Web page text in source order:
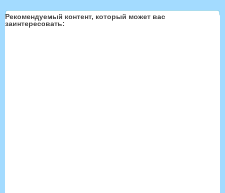
Рекомендуемый контент, который может вас
заинтересовать: